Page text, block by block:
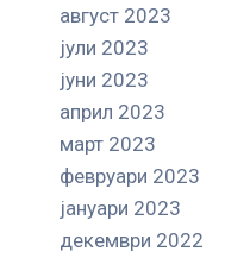
август 2023
јули 2023
јуни 2023
април 2023
март 2023
февруари 2023
јануари 2023
декември 2022